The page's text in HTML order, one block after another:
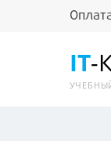
IT-